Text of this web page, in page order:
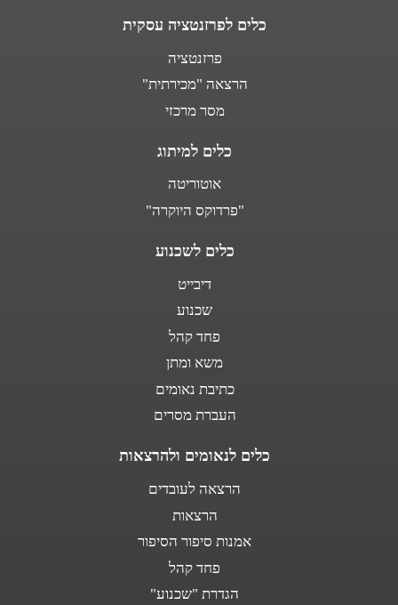
כלים לפרזנטציה עסקית
פרזנטציה
הרצאה "מכירתית"
מסר מרכזי
כלים למיתוג
אוטוריטה
"פרדוקס היוקרה"
כלים לשכנוע
דיבייט
שכנוע
פחד קהל
משא ומתן
כתיבת נאומים
העברת מסרים
כלים לנאומים ולהרצאות
הרצאה לעובדים
הרצאות
אמנות סיפור הסיפור
פחד קהל
הגדרת "שכנוע"